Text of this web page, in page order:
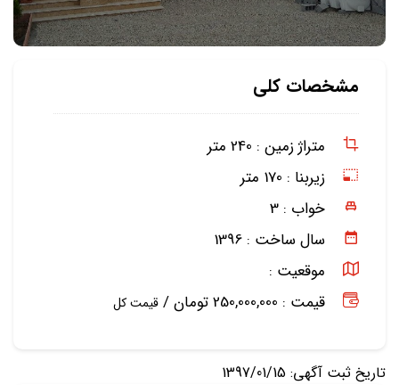
مشخصات کلی
متراژ زمین : 240 متر
زیربنا : 170 متر
خواب : 3
سال ساخت : 1396
موقعیت :
قیمت : 250,000,000 تومان /
قیمت کل
تاریخ ثبت آگهی: 1397/01/15